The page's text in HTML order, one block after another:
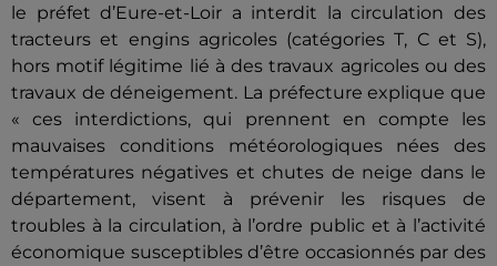
le préfet d’Eure-et-Loir a interdit la circulation des
tracteurs et engins agricoles (catégories T, C et S),
hors motif légitime lié à des travaux agricoles ou des
travaux de déneigement. La préfecture explique que
« ces interdictions, qui prennent en compte les
mauvaises conditions météorologiques nées des
températures négatives et chutes de neige dans le
département, visent à prévenir les risques de
troubles à la circulation, à l’ordre public et à l’activité
économique susceptibles d’être occasionnés par des